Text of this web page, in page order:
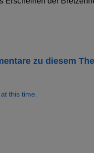
zu diesem
this time.